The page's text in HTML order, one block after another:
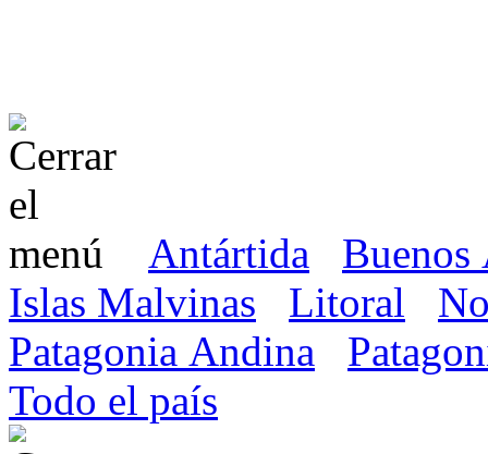
Antártida
Buenos
Islas Malvinas
Litoral
Patagonia Andina
Todo el país